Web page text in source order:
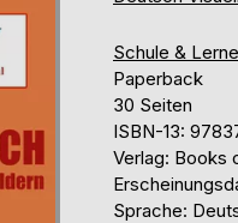
Schule &
Paperback
30 Seiten
ISBN-13:
Verlag: Books
Sprache: